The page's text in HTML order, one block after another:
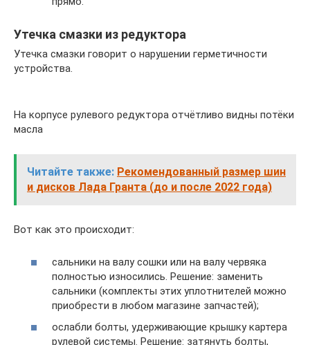
Утечка смазки из редуктора
Утечка смазки говорит о нарушении герметичности
устройства.
На корпусе рулевого редуктора отчётливо видны потёки
масла
Читайте также: Рекомендованный размер шин
и дисков Лада Гранта (до и после 2022 года)
Вот как это происходит:
сальники на валу сошки или на валу червяка
полностью износились. Решение: заменить
сальники (комплекты этих уплотнителей можно
приобрести в любом магазине запчастей);
ослабли болты, удерживающие крышку картера
рулевой системы. Решение: затянуть болты,